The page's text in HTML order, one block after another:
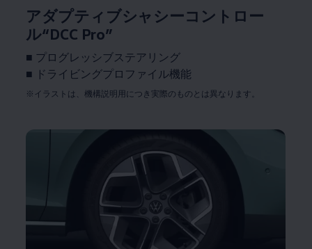
アダプティブシャシーコントロー
ル“DCC Pro”
■ プログレッシブステアリング
■ ドライビングプロファイル機能
※イラストは、機構説明用につき実際のものとは異なります。